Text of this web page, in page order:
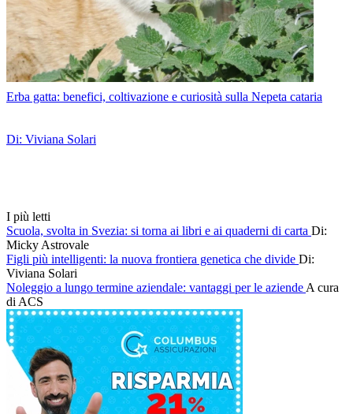
Erba gatta: benefici, coltivazione e curiosità sulla Nepeta cataria
Di: Viviana Solari
I più letti
Scuola, svolta in Svezia: si torna ai libri e ai quaderni di carta Di:
Micky Astrovale
Figli più intelligenti: la nuova frontiera genetica che divide Di:
Viviana Solari
Noleggio a lungo termine aziendale: vantaggi per le aziende A cura
di ACS